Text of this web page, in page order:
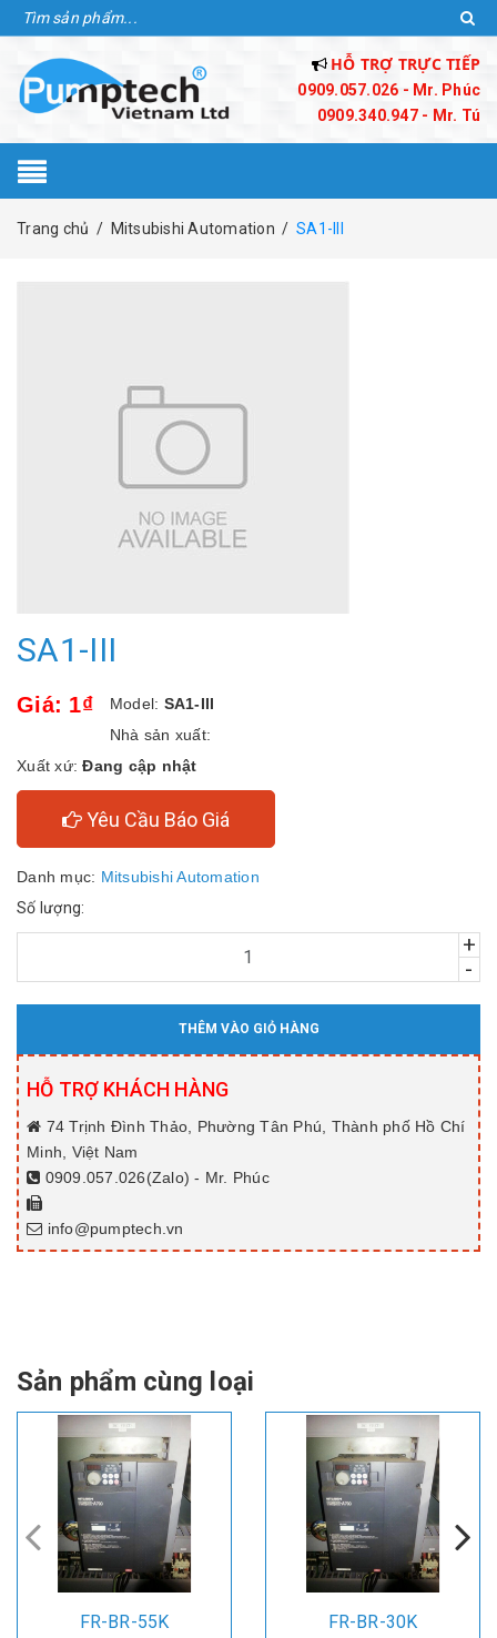
HỖ TRỢ TRỰC TIẾP
0909.057.026 - Mr. Phúc
0909.340.947 - Mr. Tú
Trang chủ / Mitsubishi Automation / SA1-III
SA1-III
Giá: 1₫ Model: SA1-III
Nhà sản xuất:
Xuất xứ:Đang cập nhật
Yêu Cầu Báo Giá
Danh mục: Mitsubishi Automation
Số lượng:
+
-
THÊM VÀO GIỎ HÀNG
HỖ TRỢ KHÁCH HÀNG
74 Trịnh Đình Thảo, Phường Tân Phú, Thành phố Hồ Chí
Minh, Việt Nam
0909.057.026(Zalo) - Mr. Phúc
info@pumptech.vn
Sản phẩm cùng loại
FR-BR-55K FR-BR-30K